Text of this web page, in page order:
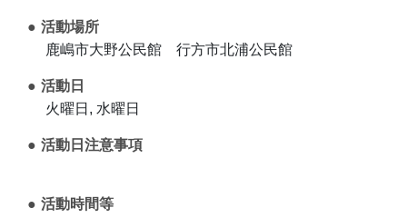
活動場所
鹿嶋市大野公民館 行方市北浦公民館
活動日
火曜日, 水曜日
活動日注意事項
活動時間等